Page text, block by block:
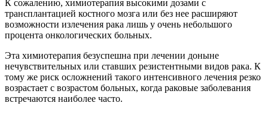
К сожалению, химиотерапия высокими дозами с
трансплантацией костного мозга или без нее расширяют
возможности излечения рака лишь у очень небольшого
процента онкологических больных.
Эта химиотерапия безуспешна при лечении доныне
нечувствительных или ставших резистентными видов рака. К
тому же риск осложнений такого интенсивного лечения резко
возрастает с возрастом больных, когда раковые заболевания
встречаются наиболее часто.